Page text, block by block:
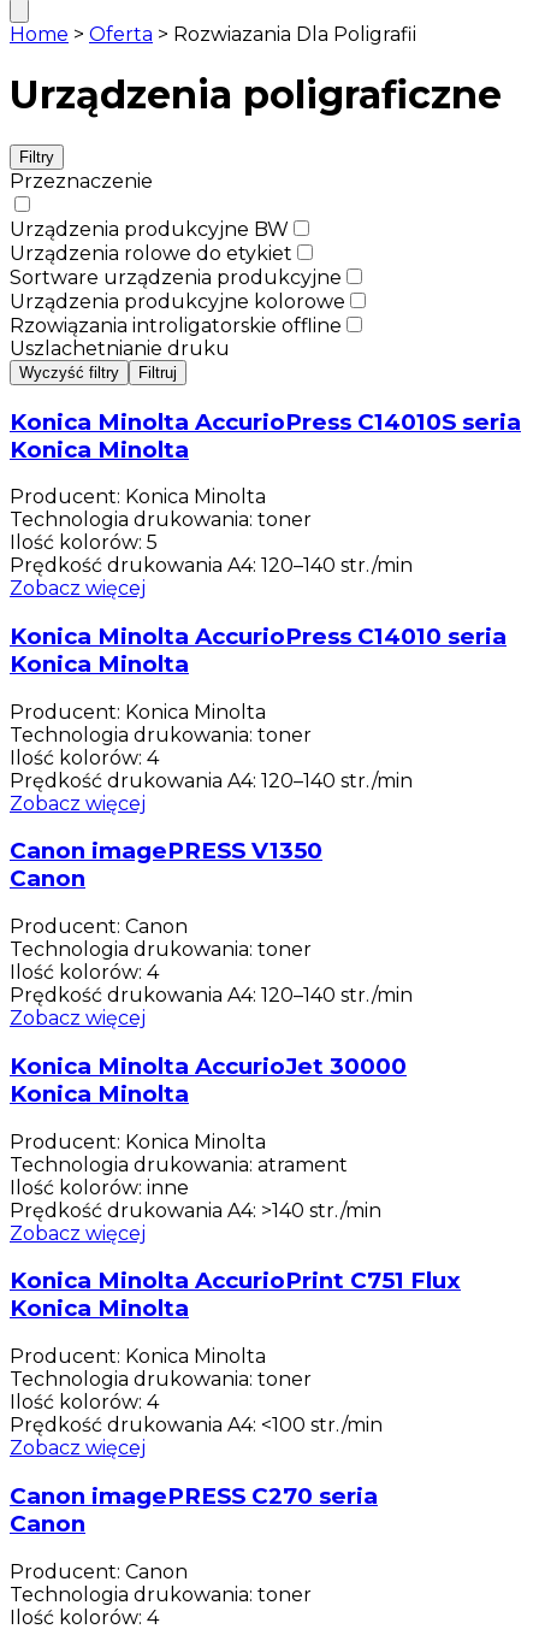
Home > Oferta > Rozwiazania Dla Poligrafii
Urządzenia poligraficzne
Filtry
Przeznaczenie
Urządzenia produkcyjne BW
Urządzenia rolowe do etykiet
Sortware urządzenia produkcyjne
Urządzenia produkcyjne kolorowe
Rzowiązania introligatorskie offline
Uszlachetnianie druku
Wyczyść filtry Filtruj
Konica Minolta AccurioPress C14010S seria
Konica Minolta
Producent: Konica Minolta
Technologia drukowania: toner
Ilość kolorów: 5
Prędkość drukowania A4: 120–140 str./min
Zobacz więcej
Konica Minolta AccurioPress C14010 seria
Konica Minolta
Producent: Konica Minolta
Technologia drukowania: toner
Ilość kolorów: 4
Prędkość drukowania A4: 120–140 str./min
Zobacz więcej
Canon imagePRESS V1350
Canon
Producent: Canon
Technologia drukowania: toner
Ilość kolorów: 4
Prędkość drukowania A4: 120–140 str./min
Zobacz więcej
Konica Minolta AccurioJet 30000
Konica Minolta
Producent: Konica Minolta
Technologia drukowania: atrament
Ilość kolorów: inne
Prędkość drukowania A4: >140 str./min
Zobacz więcej
Konica Minolta AccurioPrint C751 Flux
Konica Minolta
Producent: Konica Minolta
Technologia drukowania: toner
Ilość kolorów: 4
Prędkość drukowania A4: <100 str./min
Zobacz więcej
Canon imagePRESS C270 seria
Canon
Producent: Canon
Technologia drukowania: toner
Ilość kolorów: 4